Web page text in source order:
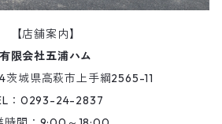
【店舗案内】
有限会社五浦ハム
城県高萩市上手綱2565-11
：0293-24-2837